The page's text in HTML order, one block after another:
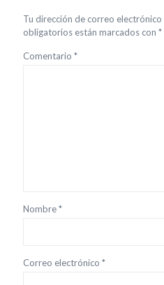
Tu dirección de correo electrónico
obligatorios están marcados con *
Comentario *
Nombre*
Correo electrónico *